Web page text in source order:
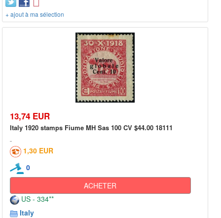
+ ajout à ma sélection
13,74 EUR
Italy 1920 stamps Fiume MH Sas 100 CV $44.00 18111
1,30 EUR
0
ACHETER
US - 334**
Italy